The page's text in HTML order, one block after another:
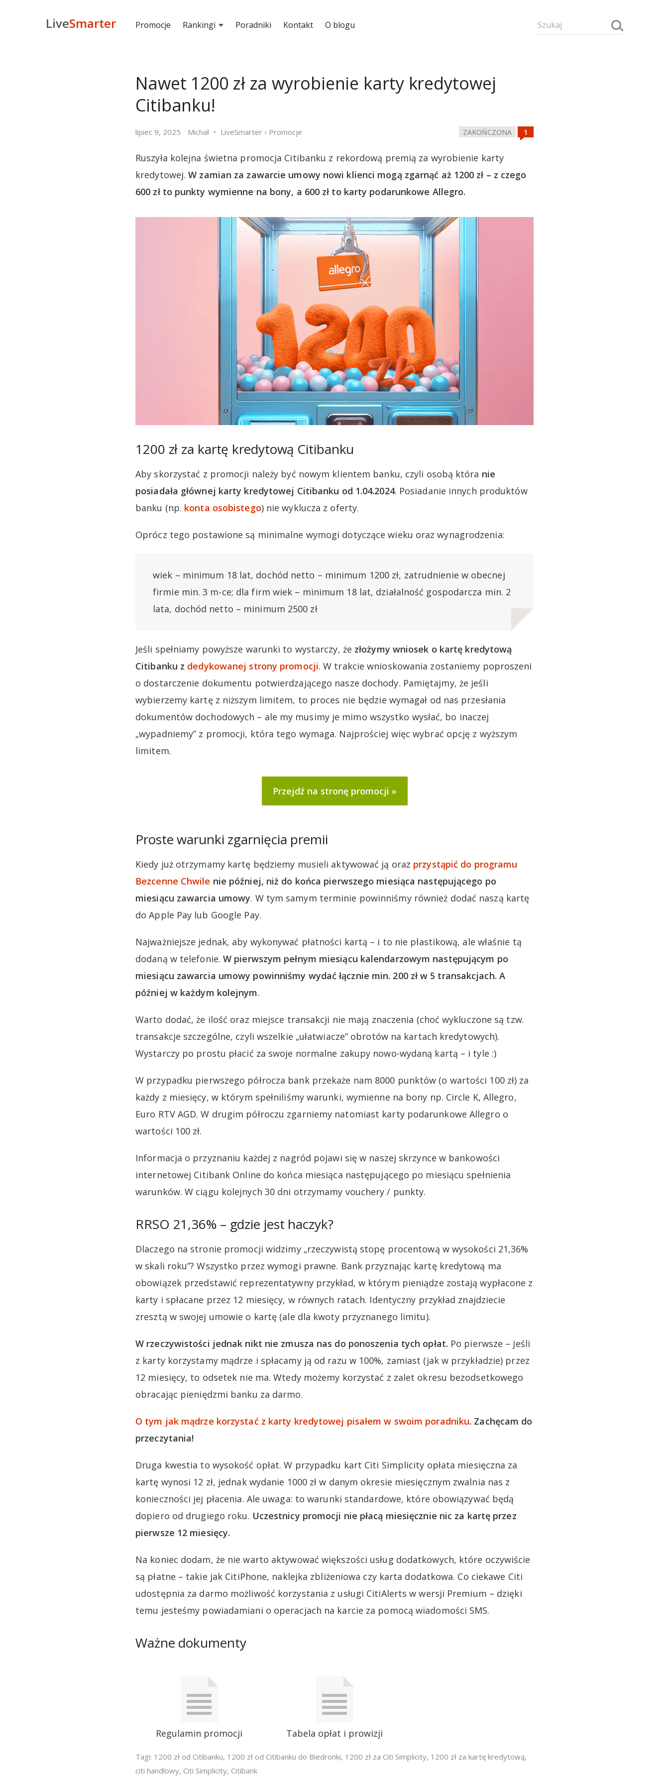
LiveSmarter Promocje Rankingi Poradniki Kontakt O blogu
Nawet 1200 zł za wyrobienie karty kredytowej
Citibanku!
lipiec 9, 2025 Michał LiveSmarter › Promocje ZAKOŃCZONA
Ruszyła kolejna świetna promocja Citibanku z rekordową premią za wyrobienie karty
kredytowej.W zamian za zawarcie umowy nowi klienci mogą zgarnąć aż 1200 zł – z czego
600 zł to punkty wymienne na bony, a 600 zł to karty podarunkowe Allegro.
1200 zł za kartę kredytową Citibanku
Aby skorzystać z promocji należy być nowym klientem banku, czyli osobą która nie
posiadała głównej karty kredytowej Citibanku od 1.04.2024. Posiadanie innych produktów
banku (np. konta osobistego) nie wyklucza z oferty.
Oprócz tego postawione są minimalne wymogi dotyczące wieku oraz wynagrodzenia:
wiek – minimum 18 lat, dochód netto – minimum 1200 zł, zatrudnienie w obecnej
firmie min. 3 m-ce; dla firm wiek – minimum 18 lat, działalność gospodarcza min. 2
lata, dochód netto – minimum 2500 zł
Jeśli spełniamy powyższe warunki to wystarczy, że złożymy wniosek o kartę kredytową
Citibanku z dedykowanej strony promocji. W trakcie wnioskowania zostaniemy poproszeni
o dostarczenie dokumentu potwierdzającego nasze dochody. Pamiętajmy, że jeśli
wybierzemy kartę z niższym limitem, to proces nie będzie wymagał od nas przesłania
dokumentów dochodowych – ale my musimy je mimo wszystko wysłać, bo inaczej
„wypadniemy” z promocji, która tego wymaga. Najprościej więc wybrać opcję z wyższym
limitem.
Przejdź na stronę promocji
Proste warunki zgarnięcia premii
Kiedy już otrzymamy kartę będziemy musieli aktywować ją oraz przystąpić do programu
Bezcenne Chwile nie później, niż do końca pierwszego miesiąca następującego po
miesiącu zawarcia umowy. W tym samym terminie powinniśmy również dodać naszą kartę
do Apple Pay lub Google Pay.
Najważniejsze jednak, aby wykonywać płatności kartą – i to nie plastikową, ale właśnie tą
dodaną w telefonie. W pierwszym pełnym miesiącu kalendarzowym następującym po
miesiącu zawarcia umowy powinniśmy wydać łącznie min. 200 zł w 5 transakcjach. A
później w każdym kolejnym.
Warto dodać, że ilość oraz miejsce transakcji nie mają znaczenia (choć wykluczone są tzw.
transakcje szczególne, czyli wszelkie „ułatwiacze” obrotów na kartach kredytowych).
Wystarczy po prostu płacić za swoje normalne zakupy nowo-wydaną kartą – i tyle :)
W przypadku pierwszego półrocza bank przekaże nam 8000 punktów (o wartości 100 zł) za
każdy z miesięcy, w którym spełniliśmy warunki, wymienne na bony np. Circle K, Allegro,
Euro RTV AGD. W drugim półroczu zgarniemy natomiast karty podarunkowe Allegro o
wartości 100 zł.
Informacja o przyznaniu każdej z nagród pojawi się w naszej skrzynce w bankowości
internetowej Citibank Online do końca miesiąca następującego po miesiącu spełnienia
warunków. W ciągu kolejnych 30 dni otrzymamy vouchery / punkty.
RRSO 21,36% – gdzie jest haczyk?
Dlaczego na stronie promocji widzimy „rzeczywistą stopę procentową w wysokości 21,36%
w skali roku”? Wszystko przez wymogi prawne. Bank przyznając kartę kredytową ma
obowiązek przedstawić reprezentatywny przykład, w którym pieniądze zostają wypłacone z
karty i spłacane przez 12 miesięcy, w równych ratach. Identyczny przykład znajdziecie
zresztą w swojej umowie o kartę (ale dla kwoty przyznanego limitu).
W rzeczywistości jednak nikt nie zmusza nas do ponoszenia tych opłat. Po pierwsze – jeśli
z karty korzystamy mądrze i spłacamy ją od razu w 100%, zamiast (jak w przykładzie) przez
12 miesięcy, to odsetek nie ma. Wtedy możemy korzystać z zalet okresu bezodsetkowego
obracając pieniędzmi banku za darmo.
O tym jak mądrze korzystać z karty kredytowej pisałem w swoim poradniku. Zachęcam do
przeczytania!
Druga kwestia to wysokość opłat. W przypadku kart Citi Simplicity opłata miesięczna za
kartę wynosi 12 zł, jednak wydanie 1000 zł w danym okresie miesięcznym zwalnia nas z
konieczności jej płacenia. Ale uwaga: to warunki standardowe, które obowiązywać będą
dopiero od drugiego roku. Uczestnicy promocji nie płacą miesięcznie nic za kartę przez
pierwsze 12 miesięcy.
Na koniec dodam, że nie warto aktywować większości usług dodatkowych, które oczywiście
są płatne – takie jak CitiPhone, naklejka zbliżeniowa czy karta dodatkowa. Co ciekawe Citi
udostępnia za darmo możliwość korzystania z usługi CitiAlerts w wersji Premium – dzięki
temu jesteśmy powiadamiani o operacjach na karcie za pomocą wiadomości SMS.
Ważne dokumenty
Regulamin promocji Tabela opłat i prowizji
Tagi: 1200 zł od Citibanku, 1200 zł od Citibanku do Biedronki, 1200 zł za Citi Simplicity, 1200 zł za kartę kredytową,
citi handlowy, Citi Simplicity, Citibank